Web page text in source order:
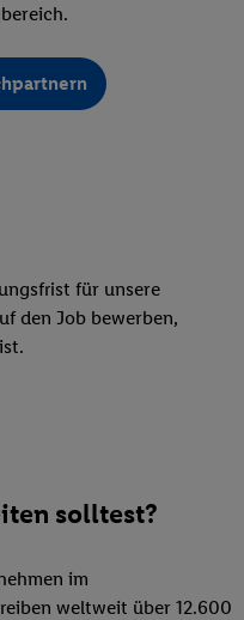
für unsere
den Job bewerben,
solltest?
im
weltweit über 12.600